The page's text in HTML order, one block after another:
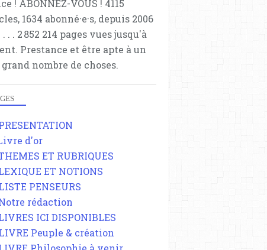
! ABONNEZ-VOUS ! 4115
1634 abonné·e·s, depuis 2006
. . . 2 852 214 pages vues jusqu'à
Prestance et être apte à un
nombre de choses.
d'or
ET RUBRIQUES
ET NOTIONS
PENSEURS
rédaction
ICI DISPONIBLES
Peuple & création